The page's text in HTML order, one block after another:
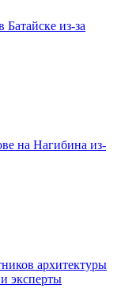
из-за
на Нагибина из-
архитектуры
эксперты